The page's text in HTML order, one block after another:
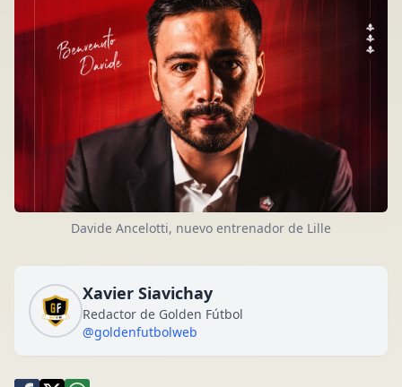
Davide Ancelotti, nuevo entrenador de Lille
Xavier Siavichay
Redactor de Golden Fútbol
@goldenfutbolweb